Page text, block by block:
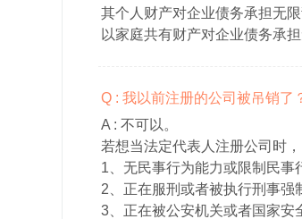
其个人财产对企业债务承担无
以家庭共有财产对企业债务承担
Q : 我以前注册的公司被吊销了
A : 不可以。
若想当法定代表人注册公司时
1、无民事行为能力或限制民事
2、正在服刑或者被执行刑事强
3、正在被公安机关或者国家安